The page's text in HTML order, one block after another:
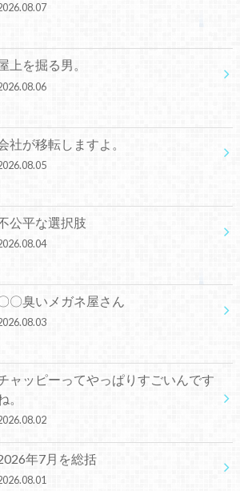
上を掘る男。
社が移転しますよ。
公平な選択肢
〇臭いメガネ屋さん
ャッピーってやっぱりすごいんです
。
年7月を総括